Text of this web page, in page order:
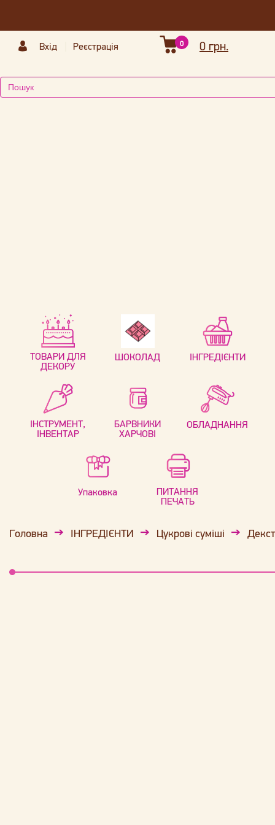
Вхід Реєстрація 0 грн.
0
ТОВАРИ ДЛЯ
ДЕКОРУ
ШОКОЛАД ІНГРЕДІЄНТИ
ІНСТРУМЕНТ,
ІНВЕНТАР
БАРВНИКИ
ХАРЧОВІ
ОБЛАДНАННЯ
Упаковка
ПИТАННЯ
ПЕЧАТЬ
Головна ІНГРЕДІЄНТИ Цукрові суміші